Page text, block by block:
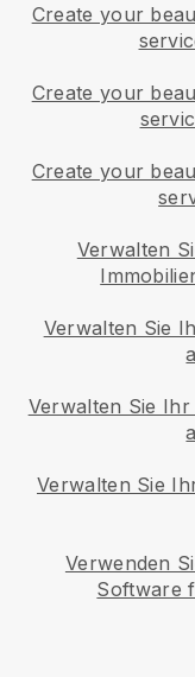
Create your
Create your
Create your
Verwalten
Verwalten Sie
Verwalten Sie
Verwalten Sie
Verwenden
Software